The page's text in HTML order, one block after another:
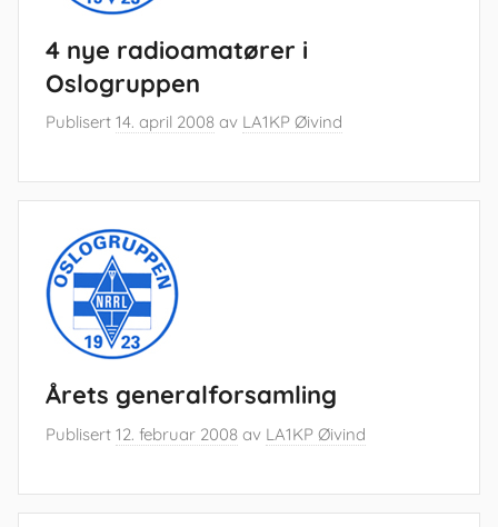
4 nye radioamatører i
Oslogruppen
Publisert 14. april 2008 av LA1KP Øivind
Årets generalforsamling
Publisert 12. februar 2008 av LA1KP Øivind